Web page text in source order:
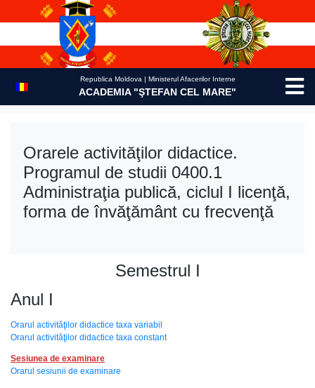
Republica Moldova | Ministerul Afacerilor Interne
ACADEMIA "ŞTEFAN CEL MARE"
Orarele activităţilor didactice.
Programul de studii 0400.1
Administraţia publică, ciclul I licenţă,
forma de învăţământ cu frecvenţă
Semestrul I
Anul I
Orarul activităţilor didactice taxa variabil
Orarul activităţilor didactice taxa constant
Sesiunea de examinare
Orarul sesiunii de examinare